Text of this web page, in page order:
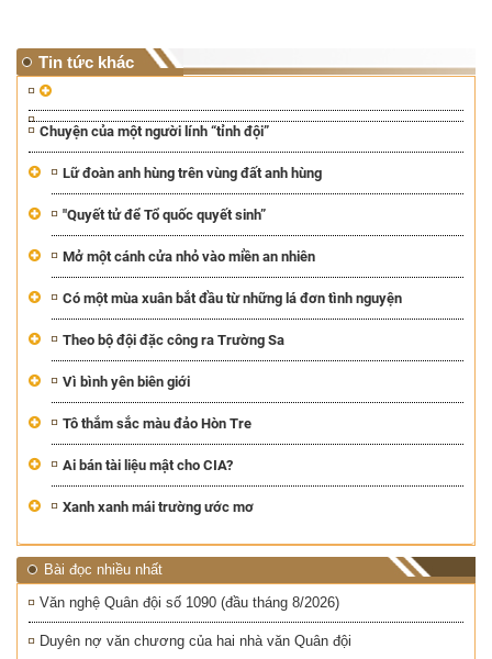
Tin tức khác
Chuyện của một người lính “tỉnh đội”
Lữ đoàn anh hùng trên vùng đất anh hùng
"Quyết tử để Tổ quốc quyết sinh”
Mở một cánh cửa nhỏ vào miền an nhiên
Có một mùa xuân bắt đầu từ những lá đơn tình nguyện
Theo bộ đội đặc công ra Trường Sa
Vì bình yên biên giới
Tô thắm sắc màu đảo Hòn Tre
Ai bán tài liệu mật cho CIA?
Xanh xanh mái trường ước mơ
Bài đọc nhiều nhất
Văn nghệ Quân đội số 1090 (đầu tháng 8/2026)
Duyên nợ văn chương của hai nhà văn Quân đội